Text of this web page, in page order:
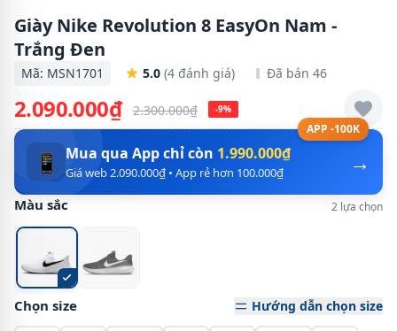
Giày Nike Revolution 8 EasyOn Nam -
Trắng Đen
Mã: MSN1701 5.0 (4 đánh giá) Đã bán 46
2.090.000₫ 2.300.000₫ -9%
APP -100K
→
📱 Mua qua App chỉ còn 1.990.000₫
Giá web 2.090.000₫ • App rẻ hơn 100.000₫
Màu sắc 2 lựa chọn
Chọn size Hướng dẫn chọn size